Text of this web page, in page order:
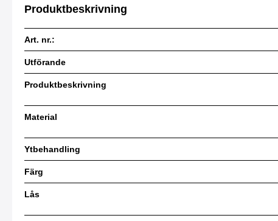
Produktbeskrivning
Art. nr.:
Utförande
Produktbeskrivning
Material
Ytbehandling
Färg
Lås